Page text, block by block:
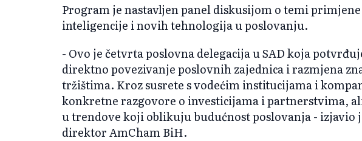
Program je nastavljen panel diskusijom o temi
inteligencije i novih tehnologija u poslovanju.
- Ovo je četvrta poslovna delegacija u SAD koja
direktno povezivanje poslovnih zajednica i razmjena
tržištima. Kroz susrete s vodećim institucijama i
konkretne razgovore o investicijama i partnerstvima,
u trendove koji oblikuju budućnost poslovanja - izjavio
direktor AmCham BiH.